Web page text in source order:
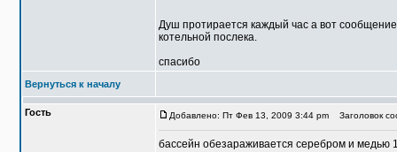
Душ протирается каждый час а вот
котельной послека.
спасибо
Вернуться к началу
Гость Добавлено: Пт Фев 13, 2009 3:44 pm Заголовок
бассейн обезараживается серебром и медью